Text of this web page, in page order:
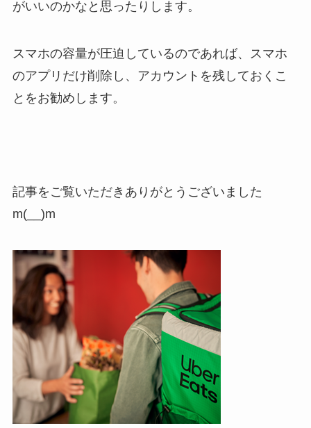
がいいのかなと思ったりします。
スマホの容量が圧迫しているのであれば、スマホ
のアプリだけ削除し、アカウントを残しておくこ
とをお勧めします。
記事をご覧いただきありがとうございました
m(__)m